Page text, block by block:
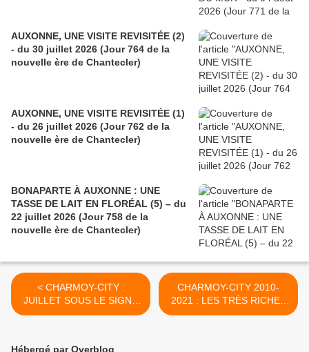
AUXONNE, UNE VISITE REVISITÉE (2)
- du 30 juillet 2026 (Jour 764 de la
nouvelle ère de Chantecler)
AUXONNE, UNE VISITE REVISITÉE (1)
- du 26 juillet 2026 (Jour 762 de la
nouvelle ère de Chantecler)
BONAPARTE À AUXONNE : UNE
TASSE DE LAIT EN FLORÉAL (5) – du
22 juillet 2026 (Jour 758 de la
nouvelle ère de Chantecler)
< CHARMOY-CITY :
JUILLET SOUS LE SIGNE
DES POISSONS…ET DU
CHARMOY-CITY 2010-
2021 : LES TRÈS RICHES
HEURES DE LA
Hébergé par Overblog